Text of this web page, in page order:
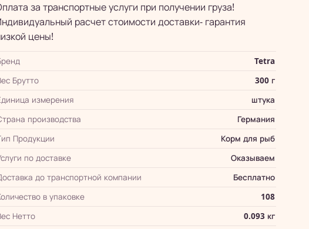
за транспортные услуги при получении груза!
расчет стоимости доставки- гарантия
цены!
Tetra
Брутто
300 г
измерения
штука
производства
Германия
Продукции
Корм для рыб
по доставке
Оказываем
до транспортной компании
Бесплатно
в упаковке
108
Нетто
0.093 кг